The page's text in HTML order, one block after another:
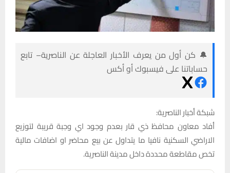
🔔 كن أول من يعرف الأخبار العاجلة عن الناصرية– تابع
حساباتنا على فيسبوك أو أكس
شبكة أخبار الناصرية:
أفاد معاون محافظ ذي قار بعدم وجود اي وجبة قريبة لتوزيع
الاراضي السكنية نافيا ما يتداول عن بيع محاضر او اضافات مالية
تخص مقاطعة محددة داخل مدينة الناصرية.